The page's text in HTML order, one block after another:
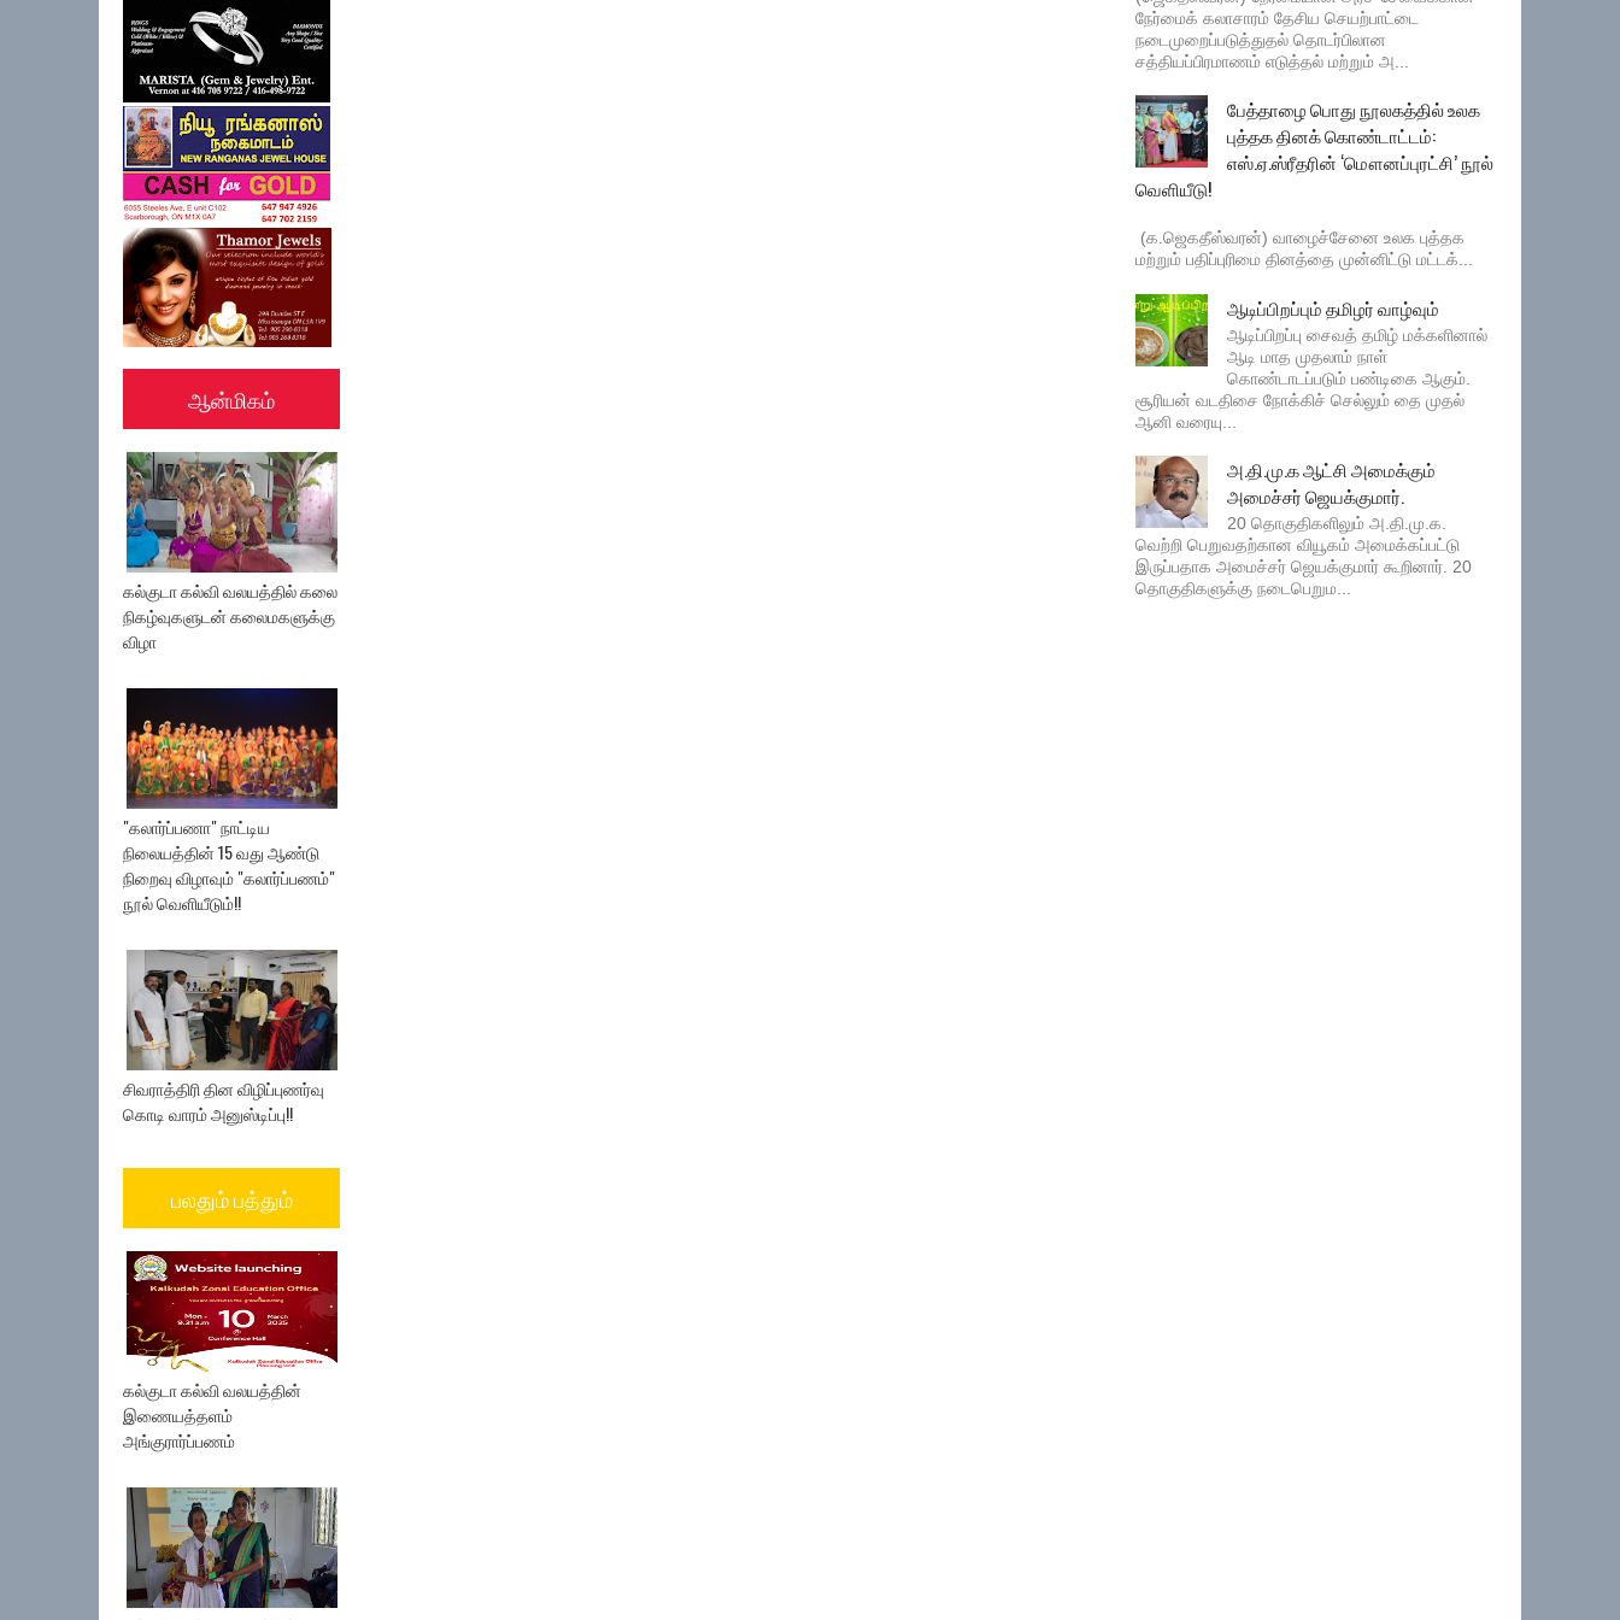
ஆன்மிகம்
கல்குடா கல்வி வலயத்தில் கலை
நிகழ்வுகளுடன் கலைமகளுக்கு
விழா
"கலார்ப்பணா" நாட்டிய
நிலையத்தின் 15 வது ஆண்டு
நிறைவு விழாவும் "கலார்ப்பணம்"
நூல் வெளியீடும்!!
சிவராத்திரி தின விழிப்புணர்வு
கொடி வாரம் அனுஸ்டிப்பு!!
பலதும் பத்தும்
கல்குடா கல்வி வலயத்தின்
இணையத்தளம்
அங்குரார்ப்பணம்
நேர்மைக் கலாசாரம் தேசிய செயற்பாட்டை
நடைமுறைப்படுத்துதல் தொடர்பிலான
சத்தியப்பிரமாணம் எடுத்தல் மற்றும் அ...
பேத்தாழை பொது நூலகத்தில் உலக
புத்தக தினக் கொண்டாட்டம்:
எஸ்.ஏ.ஸ்ரீதரின் ‘மௌனப்புரட்சி’ நூல்
வெளியீடு!
(க.ஜெகதீஸ்வரன்) வாழைச்சேனை உலக புத்தக
மற்றும் பதிப்புரிமை தினத்தை முன்னிட்டு மட்டக்...
ஆடிப்பிறப்பும் தமிழர் வாழ்வும்
ஆடிப்பிறப்பு சைவத் தமிழ் மக்களினால்
ஆடி மாத முதலாம் நாள்
கொண்டாடப்படும் பண்டிகை ஆகும்.
சூரியன் வடதிசை நோக்கிச் செல்லும் தை முதல்
ஆனி வரையு...
அ.தி.மு.க ஆட்சி அமைக்கும்
அமைச்சர் ஜெயக்குமார்.
20 தொகுதிகளிலும் அ.தி.மு.க.
வெற்றி பெறுவதற்கான வியூகம் அமைக்கப்பட்டு
இருப்பதாக அமைச்சர் ஜெயக்குமார் கூறினார். 20
தொகுதிகளுக்கு நடைபெறும...